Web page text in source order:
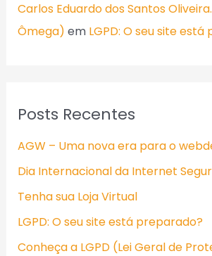
Carlos Eduardo dos Santos
Ômega) em LGPD: O seu site
Posts Recentes
AGW – Uma nova era para o
Dia Internacional da Internet
Tenha sua Loja Virtual
LGPD: O seu site está preparado?
Conheça a LGPD (Lei Geral de